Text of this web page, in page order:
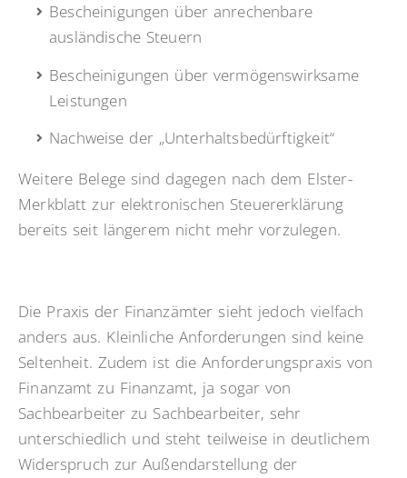
Bescheinigungen über anrechenbare
ausländische Steuern
Bescheinigungen über vermögenswirksame
Leistungen
Nachweise der „Unterhaltsbedürftigkeit“
Weitere Belege sind dagegen nach dem Elster-
Merkblatt zur elektronischen Steuererklärung
bereits seit längerem nicht mehr vorzulegen.
Die Praxis der Finanzämter sieht jedoch vielfach
anders aus. Kleinliche Anforderungen sind keine
Seltenheit. Zudem ist die Anforderungspraxis von
Finanzamt zu Finanzamt, ja sogar von
Sachbearbeiter zu Sachbearbeiter, sehr
unterschiedlich und steht teilweise in deutlichem
Widerspruch zur Außendarstellung der